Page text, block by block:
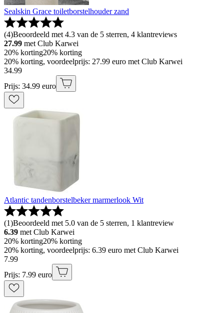
Sealskin Grace toiletborstelhouder zand
(4)Beoordeeld met 4.3 van de 5 sterren, 4 klantreviews
27.99 met Club Karwei
20% korting20% korting
20% korting, voordeelprijs: 27.99 euro met Club Karwei
34.99
Prijs: 34.99 euro
Atlantic tandenborstelbeker marmerlook Wit
(1)Beoordeeld met 5.0 van de 5 sterren, 1 klantreview
6.39 met Club Karwei
20% korting20% korting
20% korting, voordeelprijs: 6.39 euro met Club Karwei
7.99
Prijs: 7.99 euro